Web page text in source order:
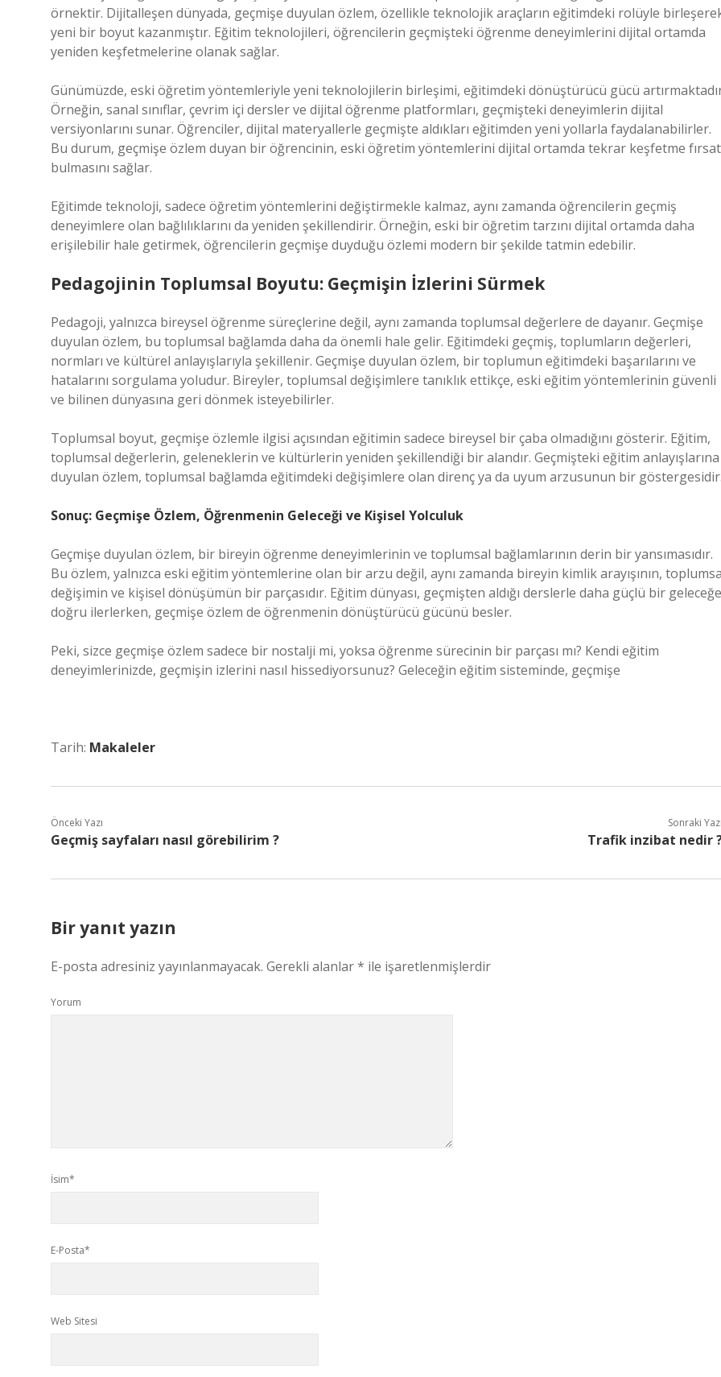
örnektir. Dijitalleşen dünyada, geçmişe duyulan özlem, özellikle teknolojik araçların eğitimdeki rolüyle
yeni bir boyut kazanmıştır. Eğitim teknolojileri, öğrencilerin geçmişteki öğrenme deneyimlerini dijital ortamda
yeniden keşfetmelerine olanak sağlar.
Günümüzde, eski öğretim yöntemleriyle yeni teknolojilerin birleşimi, eğitimdeki dönüştürücü gücü
Örneğin, sanal sınıflar, çevrim içi dersler ve dijital öğrenme platformları, geçmişteki deneyimlerin dijital
versiyonlarını sunar. Öğrenciler, dijital materyallerle geçmişte aldıkları eğitimden yeni yollarla faydalanabilirler.
Bu durum, geçmişe özlem duyan bir öğrencinin, eski öğretim yöntemlerini dijital ortamda tekrar keşfetme
bulmasını sağlar.
Eğitimde teknoloji, sadece öğretim yöntemlerini değiştirmekle kalmaz, aynı zamanda öğrencilerin geçmiş
deneyimlere olan bağlılıklarını da yeniden şekillendirir. Örneğin, eski bir öğretim tarzını dijital ortamda daha
erişilebilir hale getirmek, öğrencilerin geçmişe duyduğu özlemi modern bir şekilde tatmin edebilir.
Pedagojinin Toplumsal Boyutu: Geçmişin İzlerini Sürmek
Pedagoji, yalnızca bireysel öğrenme süreçlerine değil, aynı zamanda toplumsal değerlere de dayanır. Geçmişe
duyulan özlem, bu toplumsal bağlamda daha da önemli hale gelir. Eğitimdeki geçmiş, toplumların değerleri,
normları ve kültürel anlayışlarıyla şekillenir. Geçmişe duyulan özlem, bir toplumun eğitimdeki başarılarını ve
hatalarını sorgulama yoludur. Bireyler, toplumsal değişimlere tanıklık ettikçe, eski eğitim yöntemlerinin güvenli
ve bilinen dünyasına geri dönmek isteyebilirler.
Toplumsal boyut, geçmişe özlemle ilgisi açısından eğitimin sadece bireysel bir çaba olmadığını gösterir. Eğitim,
toplumsal değerlerin, geleneklerin ve kültürlerin yeniden şekillendiği bir alandır. Geçmişteki eğitim anlayışlarına
duyulan özlem, toplumsal bağlamda eğitimdeki değişimlere olan direnç ya da uyum arzusunun bir göstergesidir.
Sonuç: Geçmişe Özlem, Öğrenmenin Geleceği ve Kişisel Yolculuk
Geçmişe duyulan özlem, bir bireyin öğrenme deneyimlerinin ve toplumsal bağlamlarının derin bir yansımasıdır.
Bu özlem, yalnızca eski eğitim yöntemlerine olan bir arzu değil, aynı zamanda bireyin kimlik arayışının,
değişimin ve kişisel dönüşümün bir parçasıdır. Eğitim dünyası, geçmişten aldığı derslerle daha güçlü bir geleceğe
doğru ilerlerken, geçmişe özlem de öğrenmenin dönüştürücü gücünü besler.
Peki, sizce geçmişe özlem sadece bir nostalji mi, yoksa öğrenme sürecinin bir parçası mı? Kendi eğitim
deneyimlerinizde, geçmişin izlerini nasıl hissediyorsunuz? Geleceğin eğitim sisteminde, geçmişe
Tarih: Makaleler
Önceki Yazı
Geçmiş sayfaları nasıl görebilirim ?
Sonraki Yazı
Trafik inzibat nedir
Bir yanıt yazın
E-posta adresiniz yayınlanmayacak. Gerekli alanlar* ile işaretlenmişlerdir
Yorum
İsim*
E-Posta*
Web Sitesi